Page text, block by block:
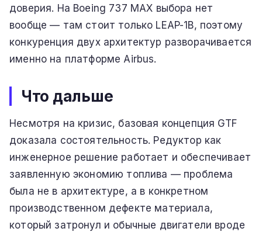
доверия. На Boeing 737 MAX выбора нет
вообще — там стоит только LEAP-1B, поэтому
конкуренция двух архитектур разворачивается
именно на платформе Airbus.
Что дальше
Несмотря на кризис, базовая концепция GTF
доказала состоятельность. Редуктор как
инженерное решение работает и обеспечивает
заявленную экономию топлива — проблема
была не в архитектуре, а в конкретном
производственном дефекте материала,
который затронул и обычные двигатели вроде